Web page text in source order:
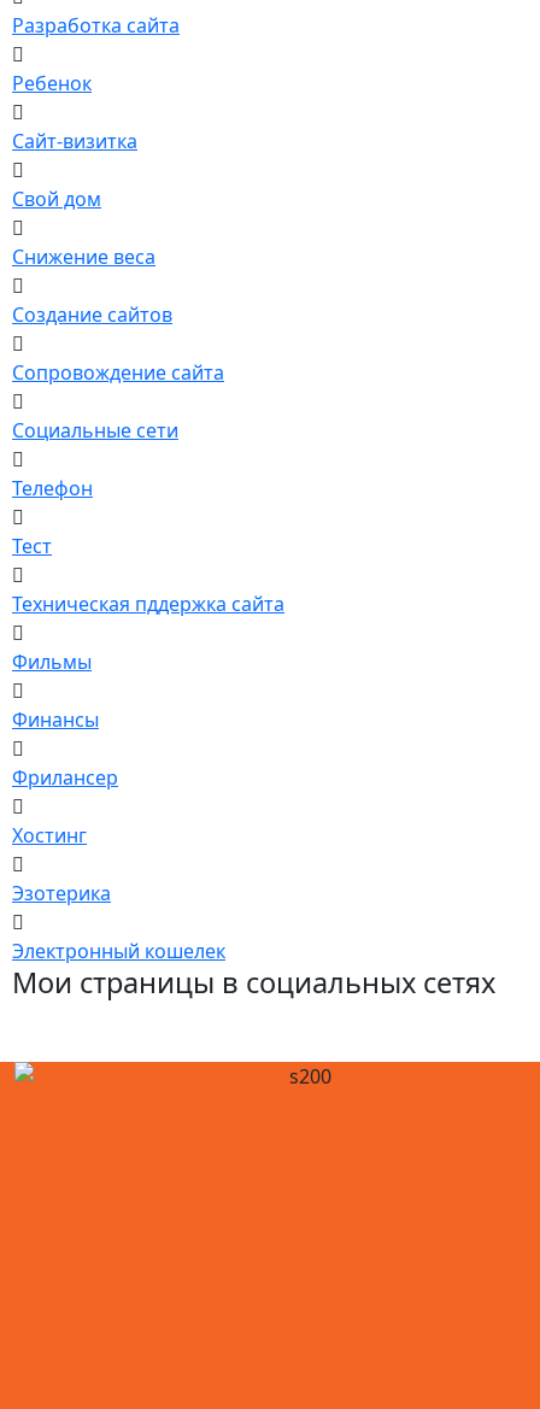
Разработка сайта
Ребенок
Сайт-визитка
Свой дом
Снижение веса
Создание сайтов
Сопровождение сайта
Социальные сети
Телефон
Тест
Техническая пддержка сайта
Фильмы
Финансы
Фрилансер
Хостинг
Эзотерика
Электронный кошелек
Мои страницы в социальных сетях